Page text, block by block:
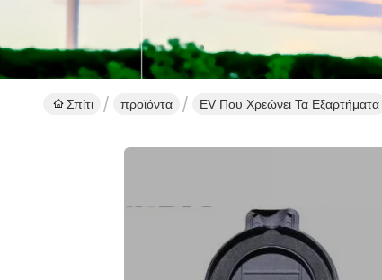
Σπίτι προϊόντα EV Που Χρεώνει Τα Εξαρτήματα